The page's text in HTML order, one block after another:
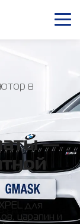
в
—
для
царапин и